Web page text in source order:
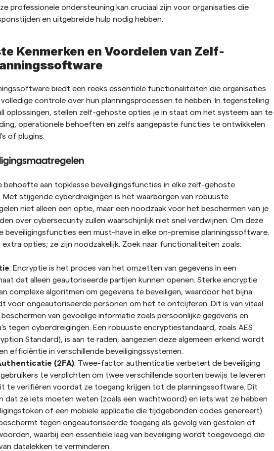
professionele ondersteuning kan cruciaal zijn voor organisaties die
en uitgebreide hulp nodig hebben.
Kenmerken en Voordelen van Zelf-
biedt een reeks essentiële functionaliteiten die organisaties
controle over hun planningsprocessen te hebben. In tegenstelling
oplossingen, stellen zelf-gehoste opties je in staat om het systeem aan te
operationele behoeften en zelfs aangepaste functies te ontwikkelen
of plugins.
behoefte aan topklasse beveiligingsfuncties in elke zelf-gehoste
Met stijgende cyberdreigingen is het waarborgen van robuuste
niet alleen een optie, maar een noodzaak voor het beschermen van je
over cybersecurity zullen waarschijnlijk niet snel verdwijnen. Om deze
beveiligingsfuncties een must-have in elke on-premise planningssoftware.
opties; ze zijn noodzakelijk. Zoek naar functionaliteiten zoals:
: Encryptie is het proces van het omzetten van gegevens in een
dat alleen geautoriseerde partijen kunnen openen. Sterke encryptie
complexe algoritmen om gegevens te beveiligen, waardoor het bijna
voor ongeautoriseerde personen om het te ontcijferen. Dit is van vitaal
van gevoelige informatie zoals persoonlijke gegevens en
tegen cyberdreigingen. Een robuuste encryptiestandaard, zoals AES
Standard), is aan te raden, aangezien deze algemeen erkend wordt
efficiëntie in verschillende beveiligingssystemen.
(2FA): Twee-factor authenticatie verbetert de beveiliging
te verplichten om twee verschillende soorten bewijs te leveren
te verifiëren voordat ze toegang krijgen tot de planningssoftware. Dit
dat ze iets moeten weten (zoals een wachtwoord) en iets wat ze hebben
of een mobiele applicatie die tijdgebonden codes genereert).
tegen ongeautoriseerde toegang als gevolg van gestolen of
waarbij een essentiële laag van beveiliging wordt toegevoegd die
datalekken te verminderen.